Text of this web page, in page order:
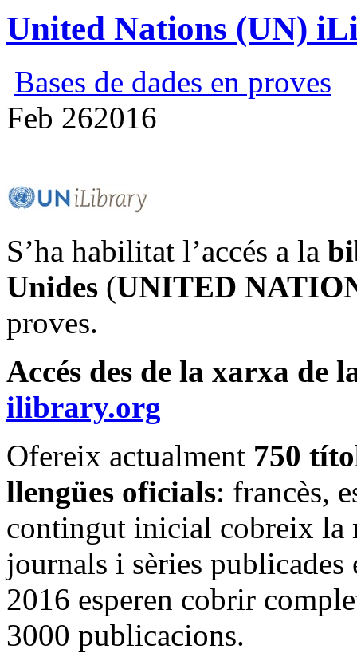
United Nations (UN)
Bases de dades en proves
Feb 262016
S’ha habilitat l’accés a la
Unides (UNITED
proves.
Accés des de la xarxa de
ilibrary.org
Ofereix actualment 750
llengües oficials: francès,
contingut inicial cobreix la
journals i sèries
2016 esperen cobrir
3000 publicacions.